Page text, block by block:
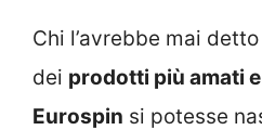
Chi l’avrebbe mai
dei prodotti più amati
Eurospin si potesse